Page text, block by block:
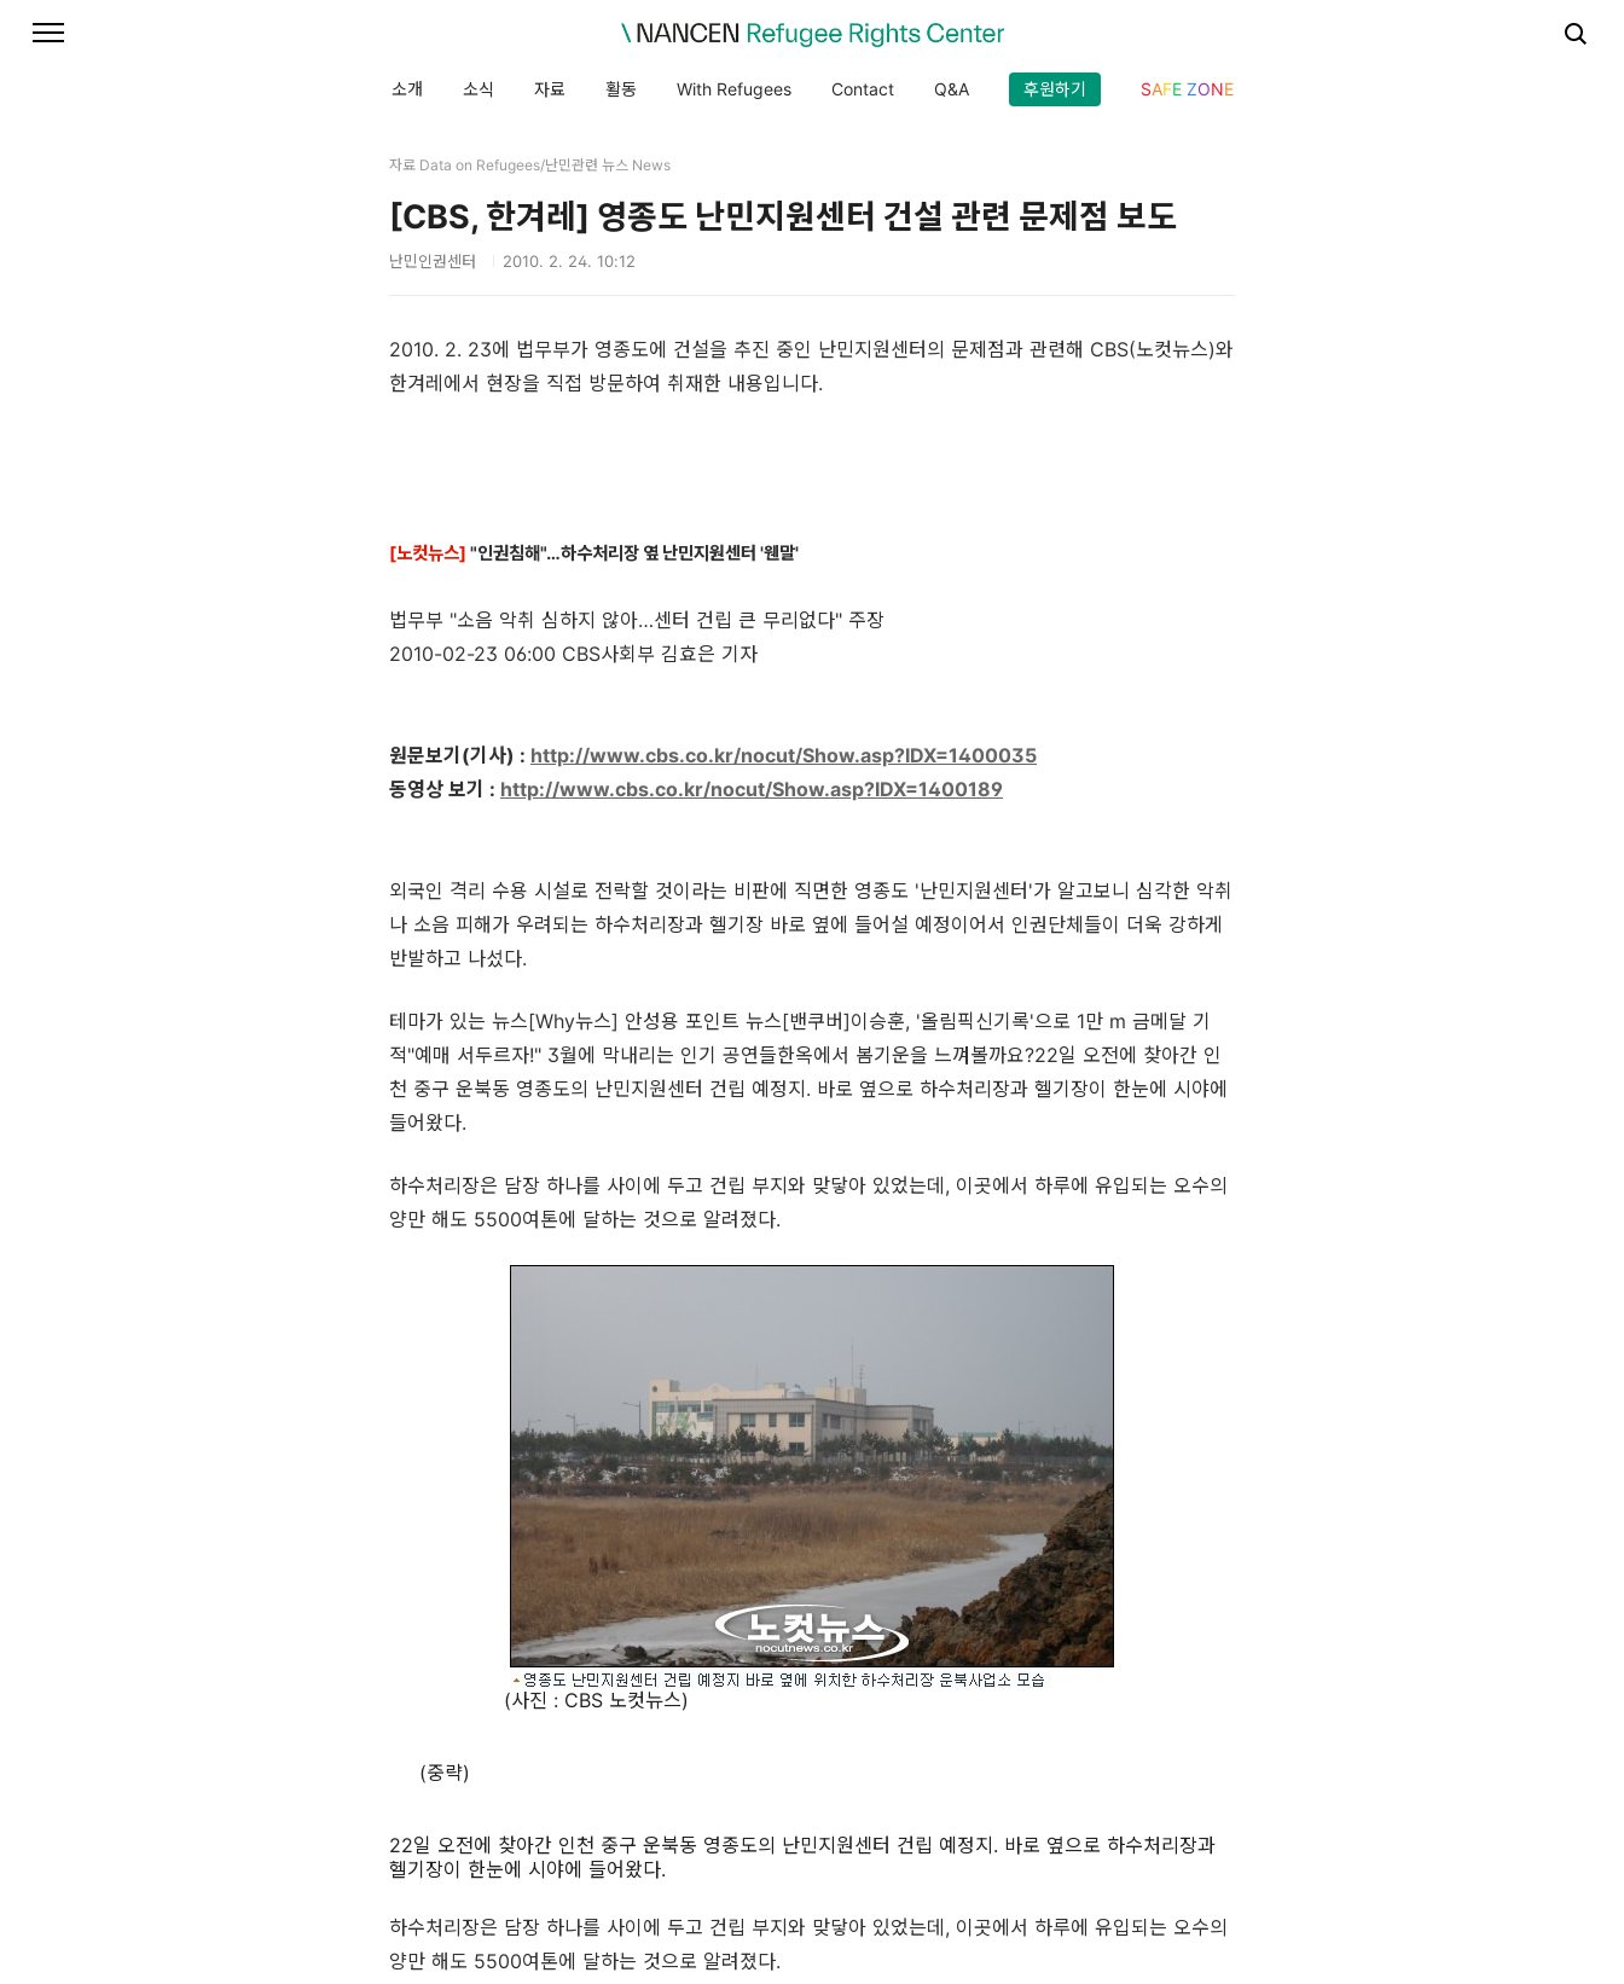
소개 소식 자료 활동 With Refugees Contact Q&A 후원하기 SAFE ZONE
자료 Data on Refugees/난민관련 뉴스 News
[CBS, 한겨레] 영종도 난민지원센터 건설 관련 문제점 보도
난민인권센터 2010. 2. 24. 10:12
2010. 2. 23에 법무부가 영종도에 건설을 추진 중인 난민지원센터의 문제점과 관련해 CBS(노컷뉴스)와
한겨레에서 현장을 직접 방문하여 취재한 내용입니다.
[노컷뉴스] "인권침해"…하수처리장 옆 난민지원센터 '웬말'
법무부 "소음 악취 심하지 않아…센터 건립 큰 무리없다" 주장
2010-02-23 06:00 CBS사회부 김효은 기자
원문보기(기사) : http://www.cbs.co.kr/nocut/Show.asp?IDX=1400035
동영상 보기 : http://www.cbs.co.kr/nocut/Show.asp?IDX=1400189
외국인 격리 수용 시설로 전락할 것이라는 비판에 직면한 영종도 '난민지원센터'가 알고보니 심각한 악취
나 소음 피해가 우려되는 하수처리장과 헬기장 바로 옆에 들어설 예정이어서 인권단체들이 더욱 강하게
반발하고 나섰다.
테마가 있는 뉴스[Why뉴스] 안성용 포인트 뉴스[밴쿠버]이승훈, '올림픽신기록'으로 1만 m 금메달 기
적"예매 서두르자!" 3월에 막내리는 인기 공연들한옥에서 봄기운을 느껴볼까요?22일 오전에 찾아간 인
천 중구 운북동 영종도의 난민지원센터 건립 예정지. 바로 옆으로 하수처리장과 헬기장이 한눈에 시야에
들어왔다.
하수처리장은 담장 하나를 사이에 두고 건립 부지와 맞닿아 있었는데, 이곳에서 하루에 유입되는 오수의
양만 해도 5500여톤에 달하는 것으로 알려졌다.
(사진 : CBS 노컷뉴스)
(중략)
22일 오전에 찾아간 인천 중구 운북동 영종도의 난민지원센터 건립 예정지. 바로 옆으로 하수처리장과
헬기장이 한눈에 시야에 들어왔다.
하수처리장은 담장 하나를 사이에 두고 건립 부지와 맞닿아 있었는데, 이곳에서 하루에 유입되는 오수의
양만 해도 5500여톤에 달하는 것으로 알려졌다.